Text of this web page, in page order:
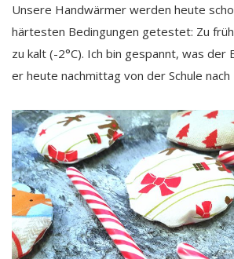
Unsere Handwärmer werden heute
härtesten Bedingungen getestet: Zu
zu kalt (-2°C). Ich bin gespannt, was der
er heute nachmittag von der Schule